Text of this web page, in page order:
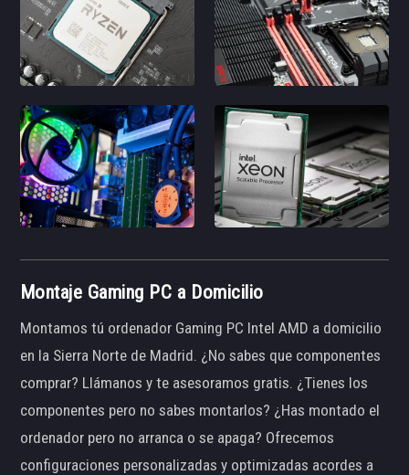
Montaje Gaming PC a Domicilio
Montamos tú ordenador Gaming PC Intel AMD a domicilio
en la Sierra Norte de Madrid. ¿No sabes que componentes
comprar? Llámanos y te asesoramos gratis. ¿Tienes los
componentes pero no sabes montarlos? ¿Has montado el
ordenador pero no arranca o se apaga? Ofrecemos
configuraciones personalizadas y optimizadas acordes a